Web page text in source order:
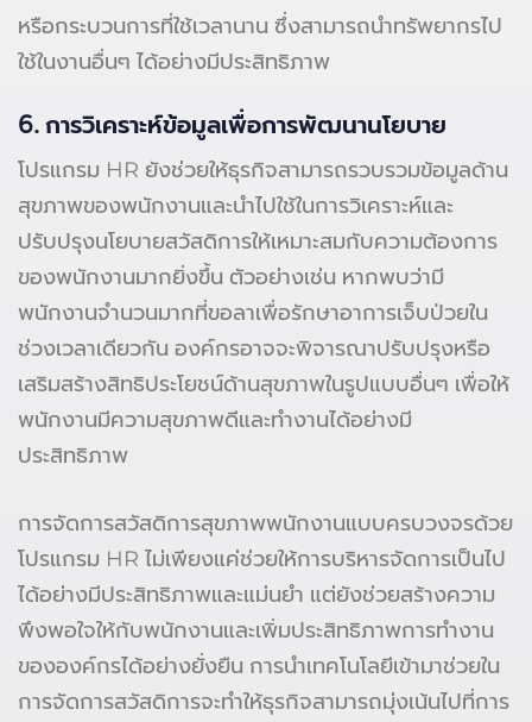
หรือกระบวนการที่ใช้เวลานาน ซึ่งสามารถนำทรัพยากรไป
ใช้ในงานอื่นๆ ได้อย่างมีประสิทธิภาพ
6. การวิเคราะห์ข้อมูลเพื่อการพัฒนานโยบาย
โปรแกรม HR ยังช่วยให้ธุรกิจสามารถรวบรวมข้อมูลด้าน
สุขภาพของพนักงานและนำไปใช้ในการวิเคราะห์และ
ปรับปรุงนโยบายสวัสดิการให้เหมาะสมกับความต้องการ
ของพนักงานมากยิ่งขึ้น ตัวอย่างเช่น หากพบว่ามี
พนักงานจำนวนมากที่ขอลาเพื่อรักษาอาการเจ็บป่วยใน
ช่วงเวลาเดียวกัน องค์กรอาจจะพิจารณาปรับปรุงหรือ
เสริมสร้างสิทธิประโยชน์ด้านสุขภาพในรูปแบบอื่นๆ เพื่อให้
พนักงานมีความสุขภาพดีและทำงานได้อย่างมี
ประสิทธิภาพ
การจัดการสวัสดิการสุขภาพพนักงานแบบครบวงจรด้วย
โปรแกรม HR ไม่เพียงแค่ช่วยให้การบริหารจัดการเป็นไป
ได้อย่างมีประสิทธิภาพและแม่นยำ แต่ยังช่วยสร้างความ
พึงพอใจให้กับพนักงานและเพิ่มประสิทธิภาพการทำงาน
ขององค์กรได้อย่างยั่งยืน การนำเทคโนโลยีเข้ามาช่วยใน
การจัดการสวัสดิการจะทำให้ธุรกิจสามารถมุ่งเน้นไปที่การ